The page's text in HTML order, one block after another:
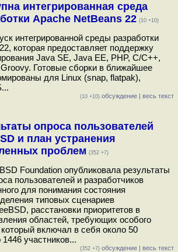
интегрированная среда
Apache NetBeans 22 (10 +10)
интегрированной среды разработки
которая предоставляет поддержку
Java SE, Java EE, PHP, C/C++,
Готовые сборки в ближайшее
для Linux (snap, flatpak),
(10 +10) обсуждение | весь текст
опроса пользователей
и план устранения
проблем (352 +7)
Foundation опубликовала результаты
пользователей и разработчиков
для понимания состояния
типовых сценариев
расстановки приоритетов в
областей, требующих особого
включал в себя около 50
участников...
(352 +7) обсуждение | весь текст